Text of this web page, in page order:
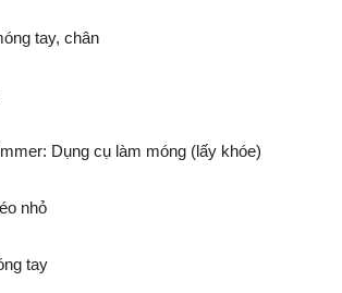
tay, chân
Dụng cụ làm móng (lấy khóe)
nhỏ
tay